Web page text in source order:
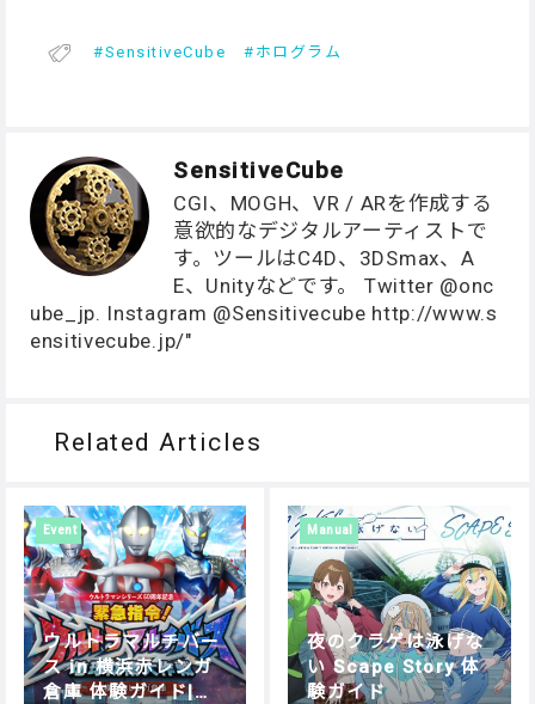
SensitiveCube ホログラム
SensitiveCube
CGI、MOGH、VR / ARを作成する
意欲的なデジタルアーティストで
す。ツールはC4D、3DSmax、A
E、Unityなどです。 Twitter @onc
ube_jp. Instagram @Sensitivecube http://www.s
ensitivecube.jp/"
Related Articles
Event
ウルトラマルチバー
ス in 横浜赤レンガ
倉庫 体験ガイド|遊
Manual
夜のクラゲは泳げな
い Scape Story 体
験ガイド